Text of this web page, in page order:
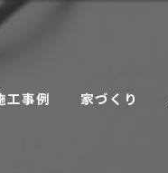
工事例 家づくり